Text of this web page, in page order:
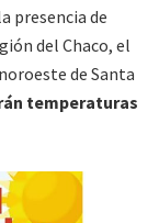
presencia de
del Chaco, el
de Santa
temperaturas